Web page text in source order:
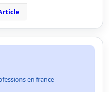
en france